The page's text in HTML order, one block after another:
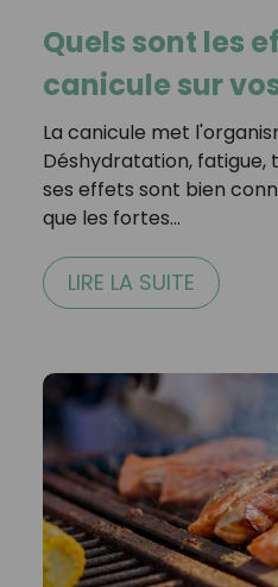
Quels sont les
canicule sur
La canicule met
Déshydratation, fatigue,
ses effets sont bien
que les fortes…
LIRE LA SUITE